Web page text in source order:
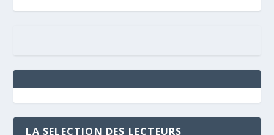
LA SELECTION DES LECTEURS